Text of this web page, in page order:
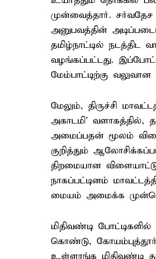
முன்வைத்தார். சர்வதேச
அனுபவத்தின்
தமிழ்நாட்டில் நடத்திட
வழங்கப்பட்டது.
மேம்பாட்டிற்கு
மேலும், திருச்சி
அகாடமி' வளாகத்தில்,
அமைப்பதன் மூலம்
குறித்தும்
திறமையான
நாகப்பட்டினம்
மையம் அமைக்க
மிதிவண்டி
கொண்டு,
உள்ளரங்க மிதிவண்டி